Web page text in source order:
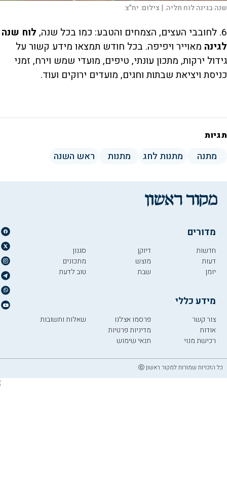
שנה בגינה לוח תליה. | צילום:יח"צ
6. לחובבי העצים, הצמחים והטבע: כמו בכל שנה,
לוח שנה
לגינה מאוייר ויפיפה. בכל חודש תמצאו מידע קשור על
גידול ירקות, מתכון עונתי, טיפים, מועדי שמש וירח, זמני
כניסת ויציאת שבתות וחגים, מועדים ירוקים ועוד.
תגיות
מתנה מתנות לחג מתנות ראש השנה
מדורים
חדשות
דעות
יומן
דיוקן
מוצש
שבת
סגנון
מתכונים
טוב לדעת
מידע כללי
צור קשר
אודות
רכישת מנוי
פרסמו אצלנו
מדיניות פרטיות
תנאי שימוש
שאלות ותשובות
כל הזכויות שמורות למקור ראשון ⓒ